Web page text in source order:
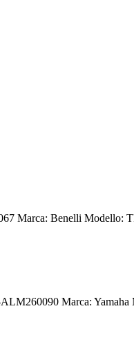
Marca: Benelli Modello:
Marca: